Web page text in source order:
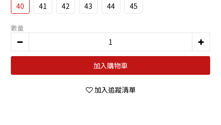
40 41 42 43 44 45
數量
加入購物車
加入追蹤清單